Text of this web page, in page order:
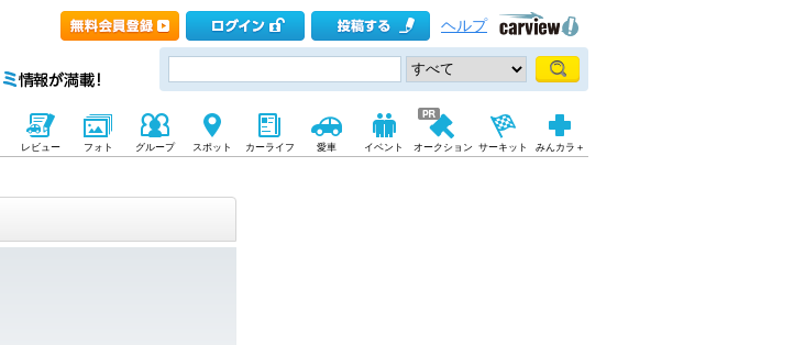
ヘルプ
レビュー フォト グループ スポット カーライフ 愛車 イベント オークション サーキット みんカラ＋